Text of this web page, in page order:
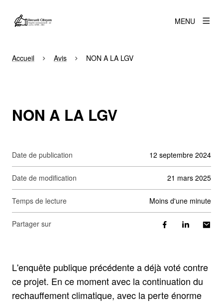
MENU
Accueil Avis NON A LA LGV
NON A LA LGV
Date de publication 12 septembre 2024
Date de modification 21 mars 2025
Temps de lecture moins d'une minute
Partager sur
L'enquête publique précédente a déjà voté contre
ce projet. En ce moment avec la continuation du
rechauffement climatique, avec la perte énorme